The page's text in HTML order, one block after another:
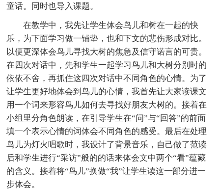
童话。同时也导入课题。
在教学中，我先让学生体会鸟儿和树在一起的快
乐，为下面学习做一铺垫，也和下文的悲伤形成对比。
以便更深体会鸟儿寻找大树的焦急及信守诺言的可贵。
在四次对话中，先和学生一起学习鸟儿和大树分别时的
依依不舍，再抓住这四次对话中不同角色的心情。为了
让学生更好地体会到鸟儿的心情，我首先让大家读课文
用一个词来形容鸟儿如何去寻找好朋友大树的。接着在
小组里分角色朗读，在引导学生在“问”与“回答”的前面
填一个表示心情的词体会不同角色的感受。最后在处理
鸟儿为灯火唱歌时，我设计了背景音乐，自己做了范读
后和学生进行“采访”般的的话来体会文中两个“看”蕴藏
的含义。接着将“鸟儿”换做“我”让学生读这一部分进一
步体会。